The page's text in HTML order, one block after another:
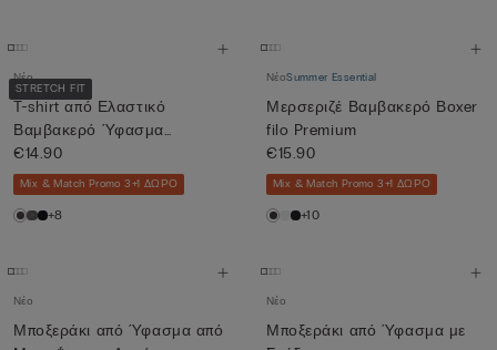
STRETCH FIT
Νέο
T-shirt από Ελαστικό
Βαμβακερό Ύφασμα
Superior
€14.90
Mix & Match Promo 3+1 ΔΩΡΟ
+8
ΝέοSummer Essential
Μερσεριζέ Βαμβακερό Βοxer
filo Premium
€15.90
Mix & Match Promo 3+1 ΔΩΡΟ
+10
Νέο
Μποξεράκι από Ύφασμα από
Νέο
Μποξεράκι από Ύφασμα με